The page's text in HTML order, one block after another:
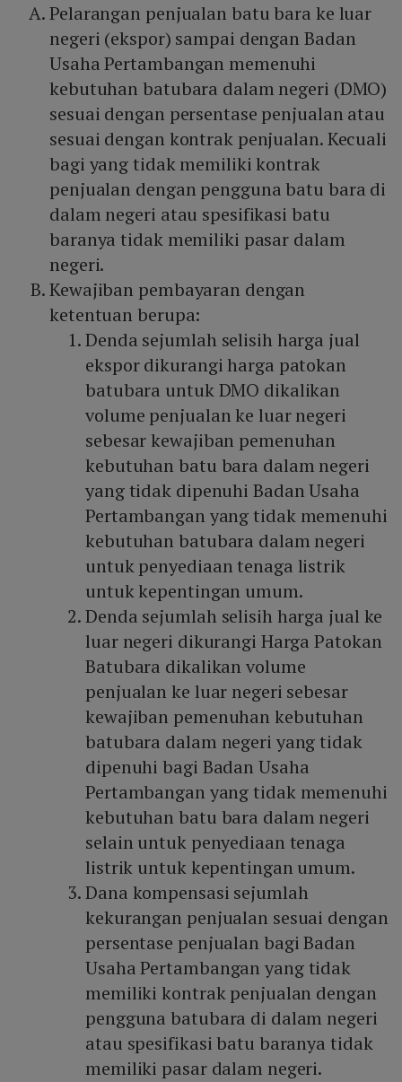
Pelarangan penjualan batu bara ke luar
negeri (ekspor) sampai dengan Badan
Usaha Pertambangan memenuhi
kebutuhan batubara dalam negeri (DMO)
sesuai dengan persentase penjualan atau
sesuai dengan kontrak penjualan. Kecuali
bagi yang tidak memiliki kontrak
penjualan dengan pengguna batu bara di
dalam negeri atau spesifikasi batu
baranya tidak memiliki pasar dalam
negeri.
Kewajiban pembayaran dengan
ketentuan berupa:
Denda sejumlah selisih harga jual
ekspor dikurangi harga patokan
batubara untuk DMO dikalikan
volume penjualan ke luar negeri
sebesar kewajiban pemenuhan
kebutuhan batu bara dalam negeri
yang tidak dipenuhi Badan Usaha
Pertambangan yang tidak memenuhi
kebutuhan batubara dalam negeri
untuk penyediaan tenaga listrik
untuk kepentingan umum.
Denda sejumlah selisih harga jual ke
luar negeri dikurangi Harga Patokan
Batubara dikalikan volume
penjualan ke luar negeri sebesar
kewajiban pemenuhan kebutuhan
batubara dalam negeri yang tidak
dipenuhi bagi Badan Usaha
Pertambangan yang tidak memenuhi
kebutuhan batu bara dalam negeri
selain untuk penyediaan tenaga
listrik untuk kepentingan umum.
Dana kompensasi sejumlah
kekurangan penjualan sesuai dengan
persentase penjualan bagi Badan
Usaha Pertambangan yang tidak
memiliki kontrak penjualan dengan
pengguna batubara di dalam negeri
atau spesifikasi batu baranya tidak
memiliki pasar dalam negeri.